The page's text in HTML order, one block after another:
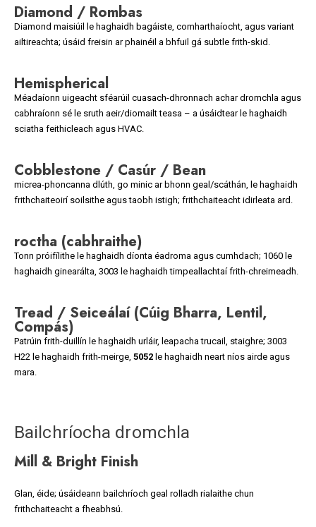
Diamond / Rombas
Diamond maisiúil le haghaidh bagáiste, comharthaíocht, agus variant
ailtireachta; úsáid freisin ar phainéil a bhfuil gá subtle frith-skid.
Hemispherical
Méadaíonn uigeacht sféarúil cuasach-dhronnach achar dromchla agus
cabhraíonn sé le sruth aeir/diomailt teasa – a úsáidtear le haghaidh
sciatha feithicleach agus HVAC.
Cobblestone / Casúr / Bean
micrea-phoncanna dlúth, go minic ar bhonn geal/scáthán, le haghaidh
frithchaiteoirí soilsithe agus taobh istigh; frithchaiteacht idirleata ard.
roctha (cabhraithe)
Tonn próifílithe le haghaidh díonta éadroma agus cumhdach; 1060 le
haghaidh ginearálta, 3003 le haghaidh timpeallachtaí frith-chreimeadh.
Tread / Seiceálaí (Cúig Bharra, Lentil,
Compás)
Patrúin frith-duillín le haghaidh urláir, leapacha trucail, staighre; 3003
H22 le haghaidh frith-meirge, 5052 le haghaidh neart níos airde agus
mara.
Bailchríocha dromchla
Mill & Bright Finish
Glan, éide; úsáideann bailchríoch geal rolladh rialaithe chun
frithchaiteacht a fheabhsú.